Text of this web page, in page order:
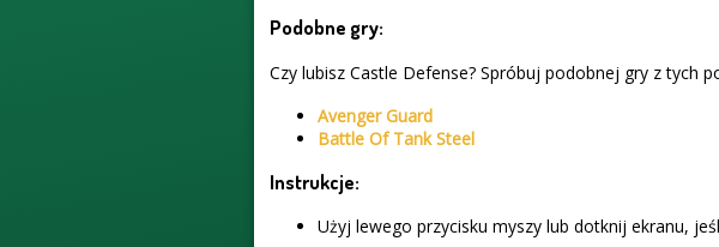
Podobne gry:
Czy lubisz Castle Defense? Spróbuj podobnej gry z tych
Avenger Guard
Battle Of Tank Steel
Instrukcje:
Użyj lewego przycisku myszy lub dotknij ekranu,